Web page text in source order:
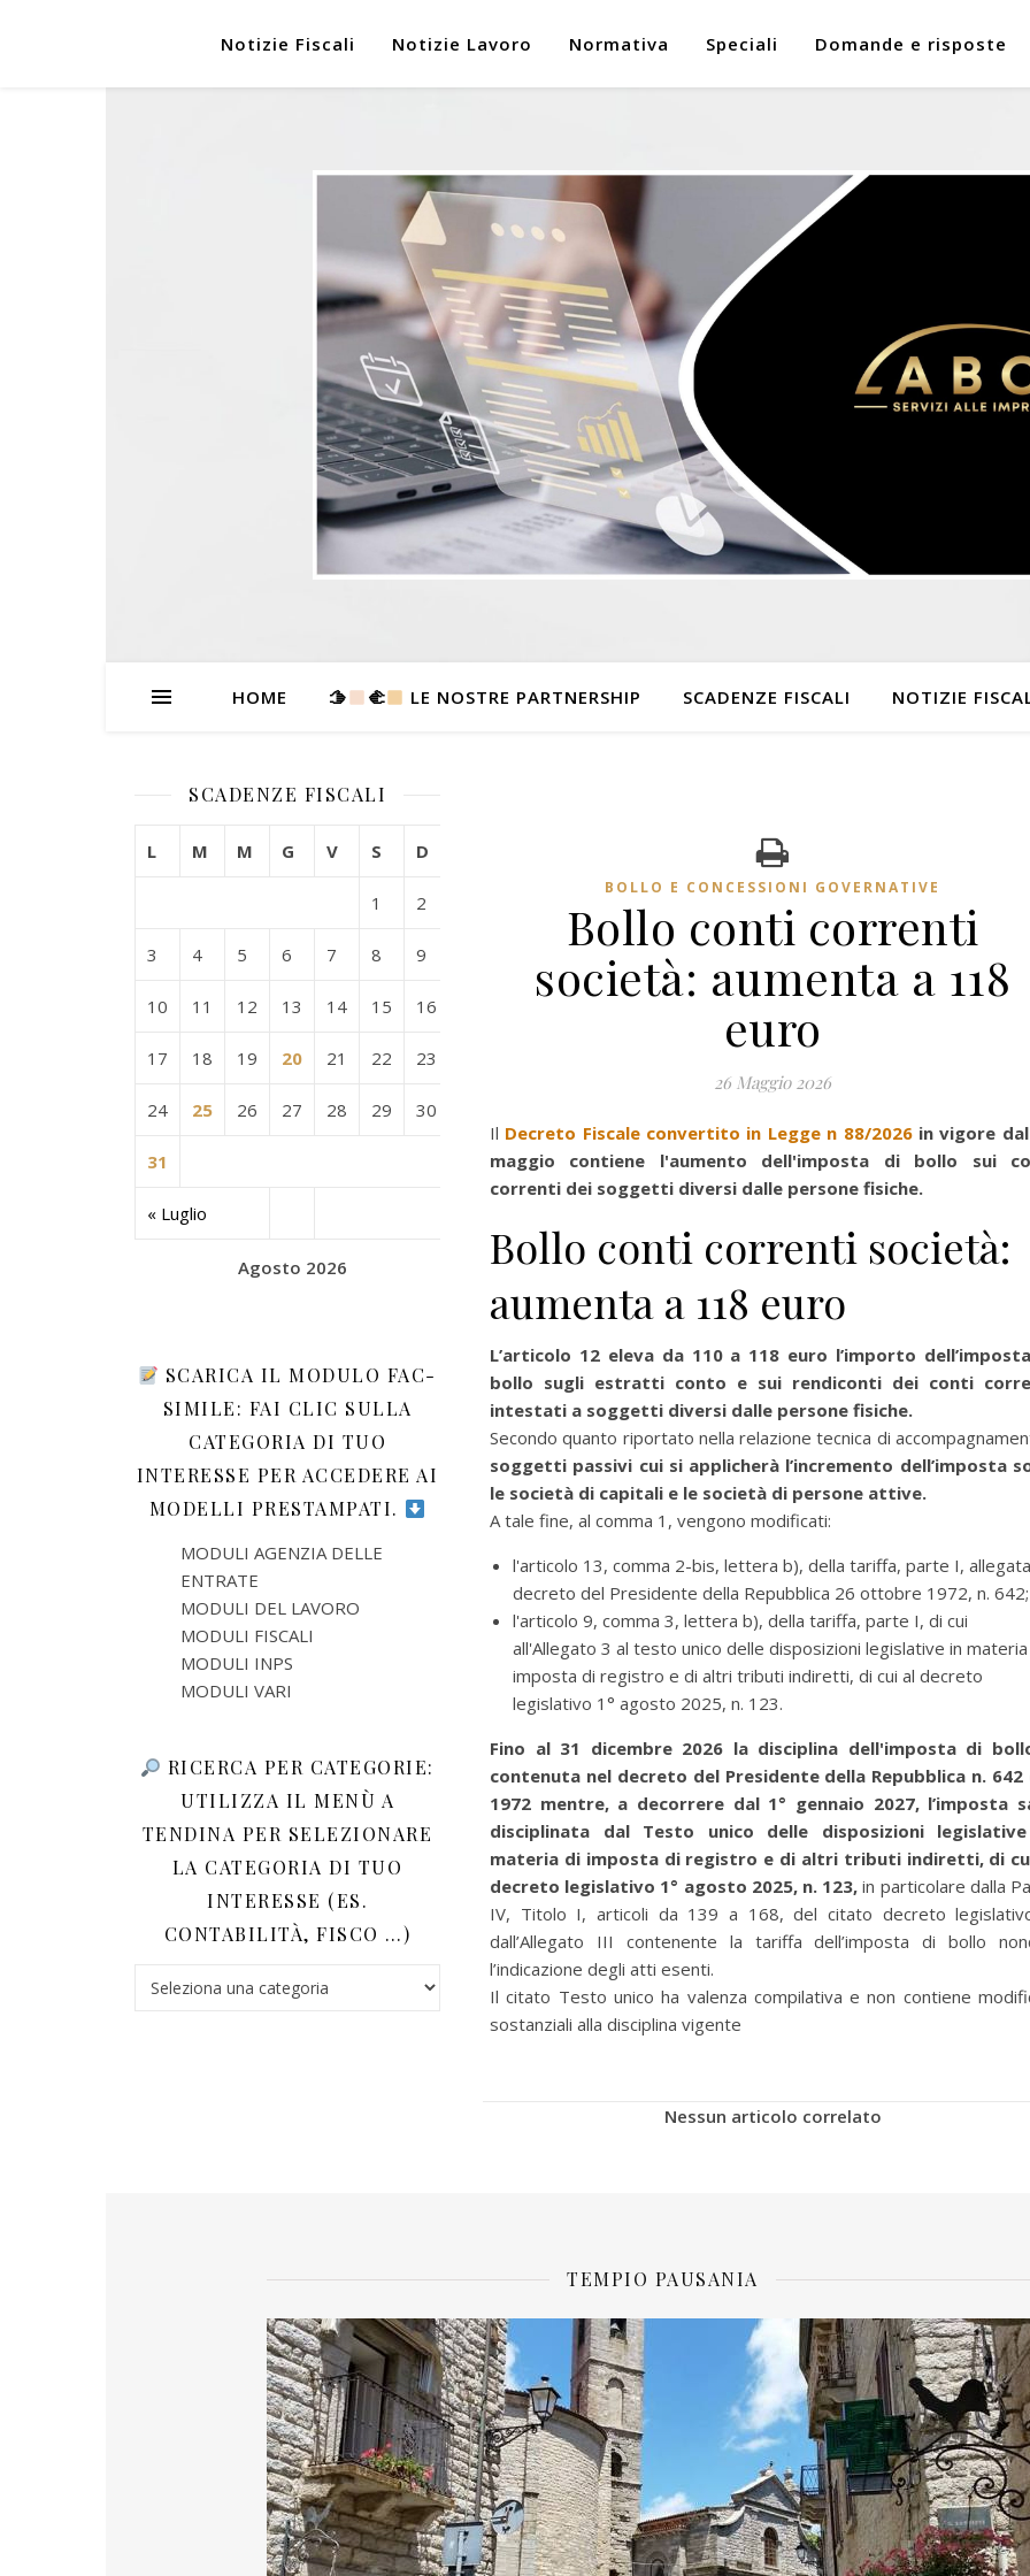
Notizie Fiscali Notizie Lavoro Normativa Speciali Domande e risposte
HOME 🫱 ‍🫲 LE NOSTRE PARTNERSHIP SCADENZE FISCALI NOTIZIE
SCADENZE FISCALI
Agosto 2026
L M M G V S D
« Luglio
1 2
3 4 5 6 7 8 9
10 11 12 13 14 15 16
17 18 19 20 21 22 23
24 25 26 27 28 29 30
31
SCARICA IL MODULO FAC-
SIMILE: FAI CLIC SULLA
CATEGORIA DI TUO
INTERESSE PER ACCEDERE AI
MODELLI PRESTAMPATI.
MODULI AGENZIA DELLE
ENTRATE
MODULI DEL LAVORO
MODULI FISCALI
MODULI INPS
MODULI VARI
RICERCA PER CATEGORIE:
UTILIZZA IL MENÙ A
TENDINA PER SELEZIONARE
LA CATEGORIA DI TUO
INTERESSE (ES.
CONTABILITÀ, FISCO …)
Ricerca per categorie: utilizza il menù a tendina per selezionare la categoria di tuo interesse (es. contabilità, Fisco
BOLLO E CONCESSIONI GOVERNATIVE
Bollo conti correnti
società: aumenta a 118
euro
26 Maggio 2026
Il Decreto Fiscale convertito in Legge n 88/2026in vigore
maggio contiene l'aumento dell'imposta di bollo sui
correnti dei soggetti diversi dalle persone fisiche.
Bollo conti correnti società:
aumenta a 118 euro
L’articolo 12 eleva da 110 a 118 euro l’importo
bollo sugli estratti conto e sui rendiconti dei conti
intestati a soggetti diversi dalle persone fisiche.
Secondo quanto riportato nella relazione tecnica di
soggetti passivi cui si applicherà l’incremento dell’imposta
le società di capitali e le società di persone attive.
A tale fine, al comma 1, vengono modificati:
l'articolo 13, comma 2-bis, lettera b), della tariffa, parte I,
decreto del Presidente della Repubblica 26 ottobre 1972, n. 642;
l'articolo 9, comma 3, lettera b), della tariffa, parte I, di cui
all'Allegato 3 al testo unico delle disposizioni legislative in
imposta di registro e di altri tributi indiretti, di cui al decreto
legislativo 1° agosto 2025, n. 123.
Fino al 31 dicembre 2026 la disciplina dell'imposta di
contenuta nel decreto del Presidente della Repubblica n. 642
1972 mentre, a decorrere dal 1° gennaio 2027, l’imposta
disciplinata dal Testo unico delle disposizioni
materia di imposta di registro e di altri tributi indiretti, di
decreto legislativo 1° agosto 2025, n. 123,in particolare dalla
IV, Titolo I, articoli da 139 a 168, del citato decreto
dall’Allegato III contenente la tariffa dell’imposta di bollo
l’indicazione degli atti esenti.
Il citato Testo unico ha valenza compilativa e non contiene
sostanziali alla disciplina vigente
Nessun articolo correlato
TEMPIO PAUSANIA